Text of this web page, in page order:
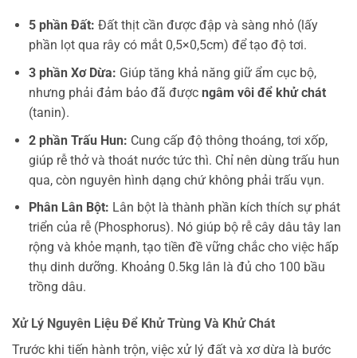
5 phần Đất: Đất thịt cần được đập và sàng nhỏ (lấy
phần lọt qua rây có mắt 0,5×0,5cm) để tạo độ tơi.
3 phần Xơ Dừa: Giúp tăng khả năng giữ ẩm cục bộ,
nhưng phải đảm bảo đã được ngâm vôi để khử chát
(tanin).
2 phần Trấu Hun: Cung cấp độ thông thoáng, tơi xốp,
giúp rễ thở và thoát nước tức thì. Chỉ nên dùng trấu hun
qua, còn nguyên hình dạng chứ không phải trấu vụn.
Phân Lân Bột: Lân bột là thành phần kích thích sự phát
triển của rễ (Phosphorus). Nó giúp bộ rễ cây dâu tây lan
rộng và khỏe mạnh, tạo tiền đề vững chắc cho việc hấp
thụ dinh dưỡng. Khoảng 0.5kg lân là đủ cho 100 bầu
trồng dâu.
Xử Lý Nguyên Liệu Để Khử Trùng Và Khử Chát
Trước khi tiến hành trộn, việc xử lý đất và xơ dừa là bước